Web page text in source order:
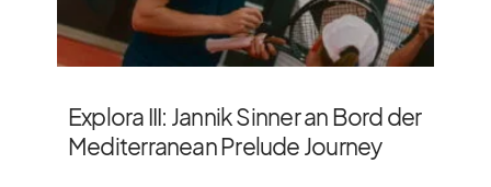
Explora III: Jannik Sinner an Bord der
Mediterranean Prelude Journey